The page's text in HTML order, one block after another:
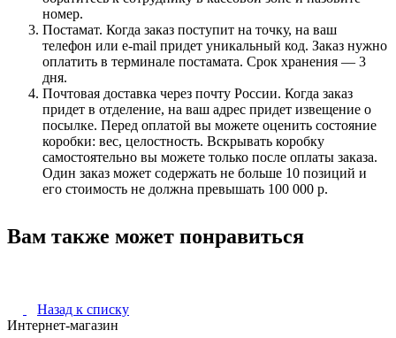
номер.
Постамат. Когда заказ поступит на точку, на ваш
телефон или e-mail придет уникальный код. Заказ нужно
оплатить в терминале постамата. Срок хранения — 3
дня.
Почтовая доставка через почту России. Когда заказ
придет в отделение, на ваш адрес придет извещение о
посылке. Перед оплатой вы можете оценить состояние
коробки: вес, целостность. Вскрывать коробку
самостоятельно вы можете только после оплаты заказа.
Один заказ может содержать не больше 10 позиций и
его стоимость не должна превышать 100 000 р.
Вам также может понравиться
Назад к списку
Интернет-магазин